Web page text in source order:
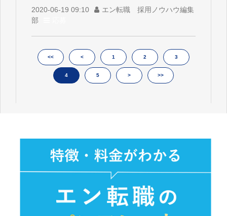
2020-06-19 09:10
エン転職 採用ノウハウ編集
部
<< < 1 2 3
4 5 > >>